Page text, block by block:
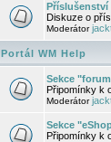
Příslušenství
Diskuze o
Moderátor
Portál WM Help
Sekce
Připomínky k
Moderátor
Sekce
Připomínky k